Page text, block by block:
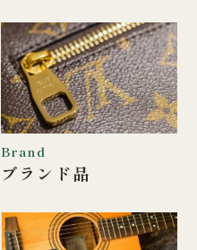
Brand
ブランド品